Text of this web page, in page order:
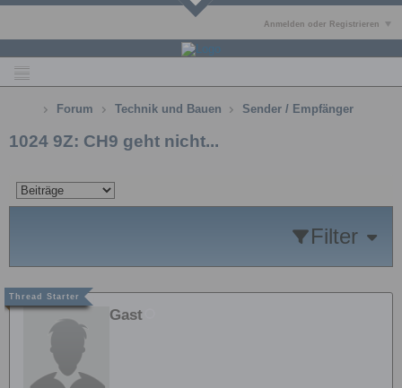
Anmelden oder Registrieren
Forum Technik und Bauen Sender / Empfänger
1024 9Z: CH9 geht nicht...
Filter
Gast